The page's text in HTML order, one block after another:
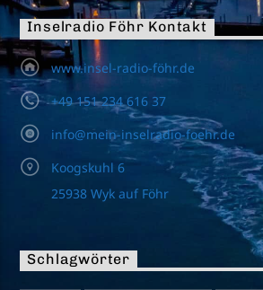
Inselradio Föhr Kontakt
www.insel-radio-föhr.de
+49 151 234 616 37
info@mein-inselradio-foehr.de
Koogskuhl 6
25938 Wyk auf Föhr
Schlagwörter